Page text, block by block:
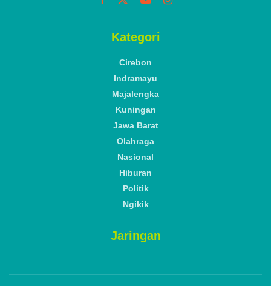
Kategori
Cirebon
Indramayu
Majalengka
Kuningan
Jawa Barat
Olahraga
Nasional
Hiburan
Politik
Ngikik
Jaringan